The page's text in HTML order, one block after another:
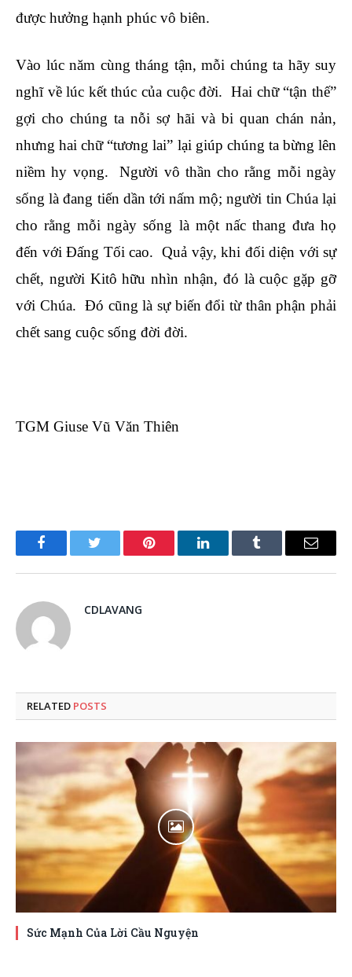
được hưởng hạnh phúc vô biên.
Vào lúc năm cùng tháng tận, mỗi chúng ta hãy suy
nghĩ về lúc kết thúc của cuộc đời. Hai chữ “tận thế”
gợi cho chúng ta nỗi sợ hãi và bi quan chán nản,
nhưng hai chữ “tương lai” lại giúp chúng ta bừng lên
niềm hy vọng. Người vô thần cho rằng mỗi ngày
sống là đang tiến dần tới nấm mộ; người tin Chúa lại
cho rằng mỗi ngày sống là một nấc thang đưa họ
đến với Đấng Tối cao. Quả vậy, khi đối diện với sự
chết, người Kitô hữu nhìn nhận, đó là cuộc gặp gỡ
với Chúa. Đó cũng là sự biến đổi từ thân phận phải
chết sang cuộc sống đời đời.
TGM Giuse Vũ Văn Thiên
FacebookTwitter Pinterest LinkedInTumblr Email
CDLAVANG
RELATED POSTS
Sức Mạnh Của Lời Cầu Nguyện